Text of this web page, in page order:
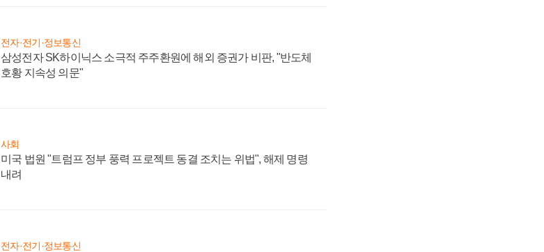
전자·전기·정보통신
삼성전자 SK하이닉스 소극적 주주환원에 해외 증권가 비판, "반도체
호황 지속성 의문"
사회
미국 법원 "트럼프 정부 풍력 프로젝트 동결 조치는 위법", 해제 명령
내려
전자·전기·정보통신